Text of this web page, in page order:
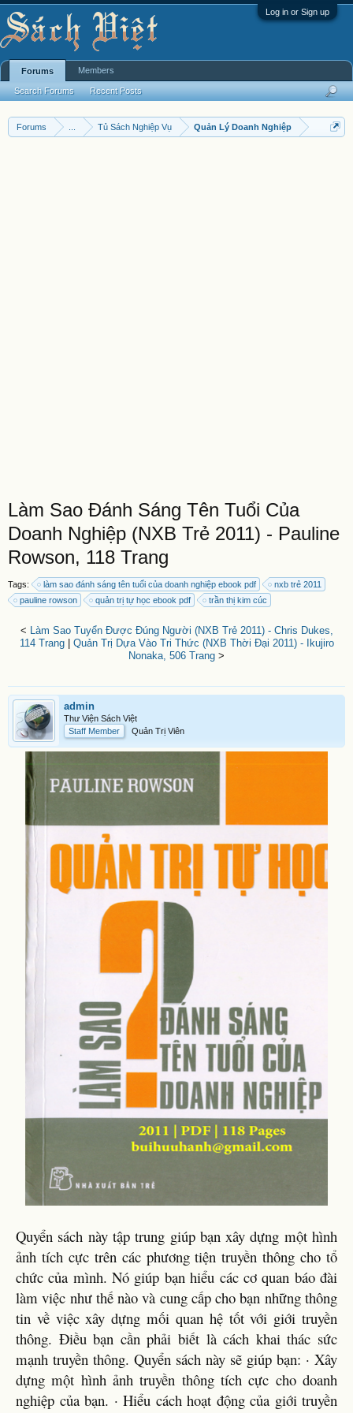
Log in or Sign up
Forums Tủ Sách Nghiệp Vụ Quản Lý Doanh Nghiệp
Làm Sao Đánh Sáng Tên Tuổi Của
Doanh Nghiệp (NXB Trẻ 2011) - Pauline
Rowson, 118 Trang
Tags: làm sao đánh sáng tên tuổi của doanh nghiệp ebook pdf
nxb trẻ 2011
pauline rowson
quản trị tự học ebook pdf trần thị kim cúc
< Làm Sao Tuyển Được Đúng Người (NXB Trẻ 2011) - Chris Dukes,
114 Trang| Quản Trị Dựa Vào Tri Thức (NXB Thời Đại 2011) - Ikujiro
Nonaka, 506 Trang >
admin
Thư Viện Sách Việt
Staff Member
Quản Trị Viên
Quyển sách này tập trung giúp bạn xây dựng một hình
ảnh tích cực trên các phương tiện truyền thông cho tổ
chức của mình. Nó giúp bạn hiểu các cơ quan báo đài
làm việc như thế nào và cung cấp cho bạn những thông
tin về việc xây dựng mối quan hệ tốt với giới truyền
thông. Điều bạn cần phải biết là cách khai thác sức
mạnh truyền thông. Quyển sách này sẽ giúp bạn: · Xây
dựng một hình ảnh truyền thông tích cực cho doanh
nghiệp của bạn. · Hiểu cách hoạt động của giới truyền
Forums
Search Forums Recent Posts
Members